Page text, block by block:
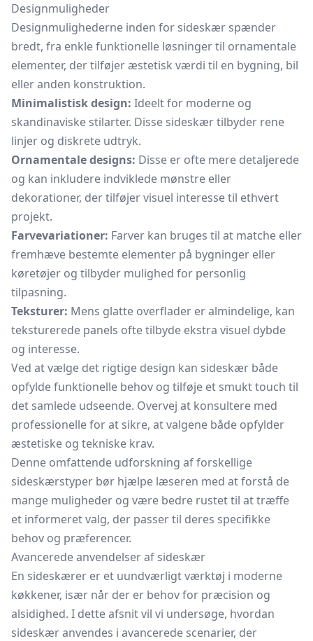
Designmuligheder
Designmulighederne inden for sideskær spænder
bredt, fra enkle funktionelle løsninger til ornamentale
elementer, der tilføjer æstetisk værdi til en bygning, bil
eller anden konstruktion.
Minimalistisk design: Ideelt for moderne og
skandinaviske stilarter. Disse sideskær tilbyder rene
linjer og diskrete udtryk.
Ornamentale designs: Disse er ofte mere detaljerede
og kan inkludere indviklede mønstre eller
dekorationer, der tilføjer visuel interesse til ethvert
projekt.
Farvevariationer: Farver kan bruges til at matche eller
fremhæve bestemte elementer på bygninger eller
køretøjer og tilbyder mulighed for personlig
tilpasning.
Teksturer: Mens glatte overflader er almindelige, kan
teksturerede panels ofte tilbyde ekstra visuel dybde
og interesse.
Ved at vælge det rigtige design kan sideskær både
opfylde funktionelle behov og tilføje et smukt touch til
det samlede udseende. Overvej at konsultere med
professionelle for at sikre, at valgene både opfylder
æstetiske og tekniske krav.
Denne omfattende udforskning af forskellige
sideskærstyper bør hjælpe læseren med at forstå de
mange muligheder og være bedre rustet til at træffe
et informeret valg, der passer til deres specifikke
behov og præferencer.
Avancerede anvendelser af sideskær
En sideskærer er et uundværligt værktøj i moderne
køkkener, især når der er behov for præcision og
alsidighed. I dette afsnit vil vi undersøge, hvordan
sideskær anvendes i avancerede scenarier, der